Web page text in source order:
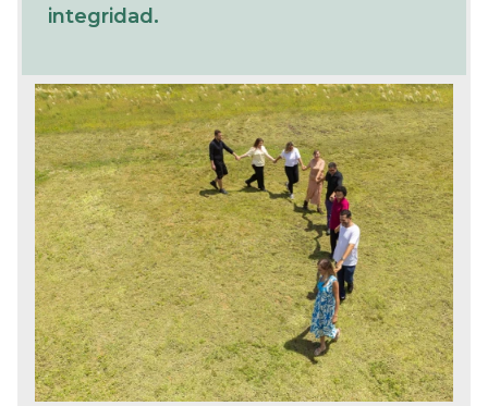
integridad.